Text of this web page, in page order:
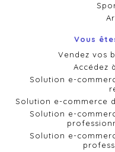
Vous
Vendez vos
Accédez
Solution e-
Solution e-commerce
Solution e-
Solution e-